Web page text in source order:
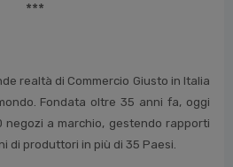
***
realtà di Commercio Giusto in Italia
Fondata oltre 35 anni fa, oggi
a marchio, gestendo rapporti
di produttori in più di 35 Paesi.